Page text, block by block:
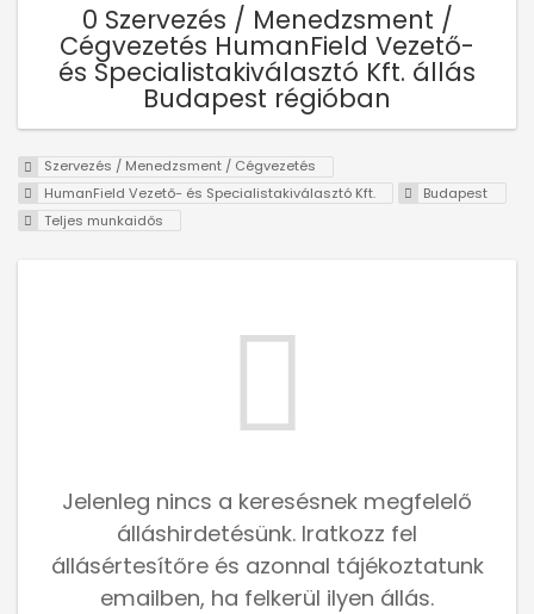
0 Szervezés / Menedzsment /
Cégvezetés HumanField Vezető-
és Specialistakiválasztó Kft. állás
Budapest régióban
Szervezés / Menedzsment / Cégvezetés
HumanField Vezető- és Specialistakiválasztó Kft.
Budapest
Teljes munkaidős
Jelenleg nincs a keresésnek megfelelő
álláshirdetésünk. Iratkozz fel
állásértesítőre és azonnal tájékoztatunk
emailben, ha felkerül ilyen állás.